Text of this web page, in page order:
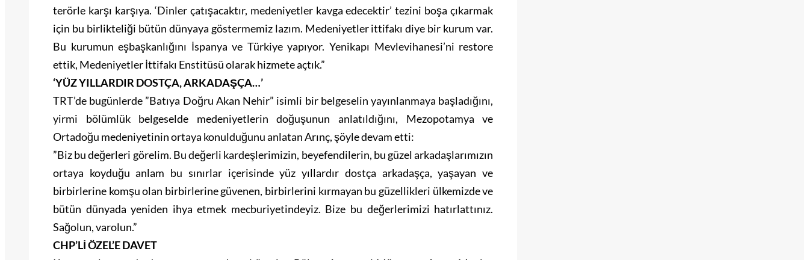
terörle karşı karşıya. ‘Dinler çatışacaktır, medeniyetler kavga edecektir’ tezini boşa çıkarmak
için bu birlikteliği bütün dünyaya göstermemiz lazım. Medeniyetler ittifakı diye bir kurum var.
Bu kurumun eşbaşkanlığını İspanya ve Türkiye yapıyor. Yenikapı Mevlevihanesi’ni restore
ettik, Medeniyetler İttifakı Enstitüsü olarak hizmete açtık.”
‘YÜZ YILLARDIR DOSTÇA, ARKADAŞÇA…’
TRT’de bugünlerde ”Batıya Doğru Akan Nehir” isimli bir belgeselin yayınlanmaya başladığını,
yirmi bölümlük belgeselde medeniyetlerin doğuşunun anlatıldığını, Mezopotamya ve
Ortadoğu medeniyetinin ortaya konulduğunu anlatan Arınç, şöyle devam etti:
”Biz bu değerleri görelim. Bu değerli kardeşlerimizin, beyefendilerin, bu güzel arkadaşlarımızın
ortaya koyduğu anlam bu sınırlar içerisinde yüz yıllardır dostça arkadaşça, yaşayan ve
birbirlerine komşu olan birbirlerine güvenen, birbirlerini kırmayan bu güzellikleri ülkemizde ve
bütün dünyada yeniden ihya etmek mecburiyetindeyiz. Bize bu değerlerimizi hatırlattınız.
Sağolun, varolun.”
CHP’Lİ ÖZEL’E DAVET